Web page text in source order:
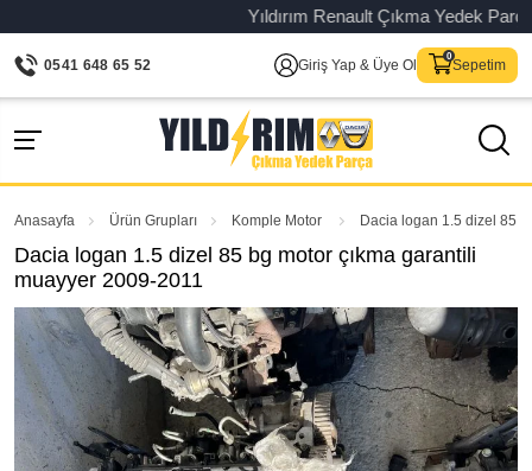
Yıldırım Renault Çıkma Yedek
0541 648 65 52 Giriş Yap & Üye Ol Sepetim
Anasayfa Ürün Grupları Komple Motor Dacia logan 1.5 dizel 85
Dacia logan 1.5 dizel 85 bg motor çıkma garantili
muayyer 2009-2011